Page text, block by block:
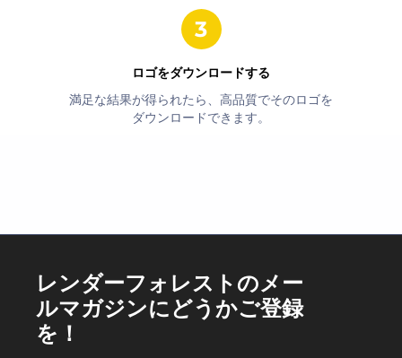
ロゴをダウンロードする
満足な結果が得られたら、高品質でそのロゴを
ダウンロードできます。
レンダーフォレストのメー
ルマガジンにどうかご登録
を！